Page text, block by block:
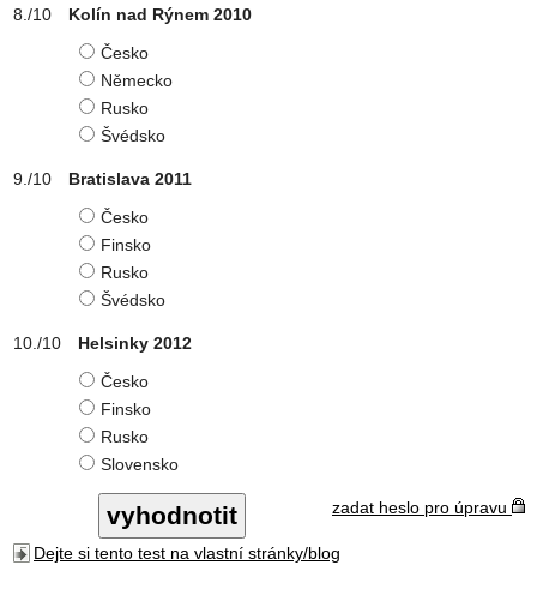
Kolín nad Rýnem 2010
Česko
Německo
Rusko
Švédsko
Bratislava 2011
Česko
Finsko
Rusko
Švédsko
Helsinky 2012
Česko
Finsko
Rusko
Slovensko
zadat heslo pro úpravu
Dejte si tento test na vlastní stránky/blog